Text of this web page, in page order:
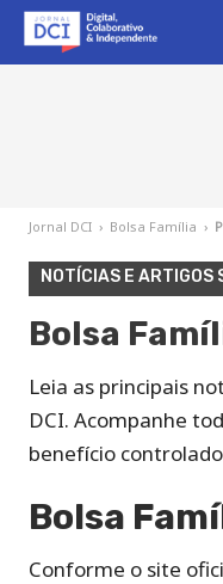
Jornal DCI › Bolsa Família ›
NOTÍCIAS E ARTIGOS
Bolsa
Leia as principais
DCI. Acompanhe
benefício
Bolsa
Conforme o site